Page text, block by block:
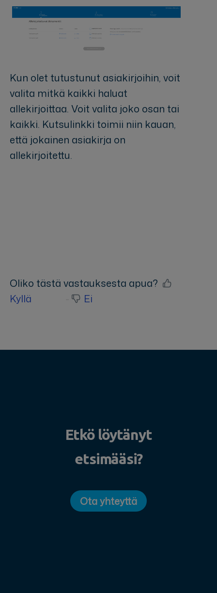
Kun olet tutustunut asiakirjoihin, voit
valita mitkä kaikki haluat
allekirjoittaa. Voit valita joko osan tai
kaikki. Kutsulinkki toimii niin kauan,
että jokainen asiakirja on
allekirjoitettu.
Oliko tästä vastauksesta apua?
Kyllä
Ei
Etkö löytänyt
etsimääsi?
Ota yhteyttä